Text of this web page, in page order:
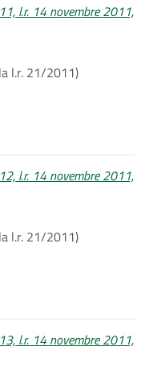
l.r. 14 novembre 2011,
l.r. 21/2011)
l.r. 14 novembre 2011,
l.r. 21/2011)
l.r. 14 novembre 2011,